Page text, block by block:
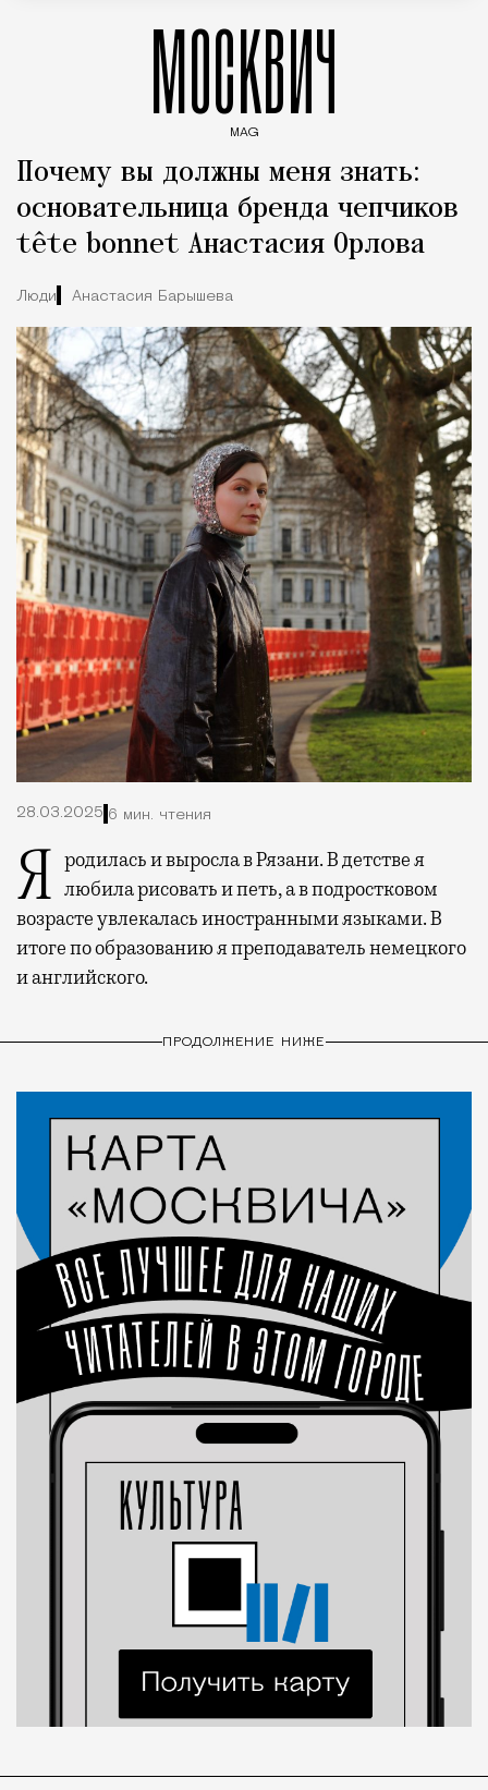
МОСКВИЧ
MAG
Почему вы должны меня знать:
основательница бренда чепчиков
tête bonnet Анастасия Орлова
Люди Анастасия Барышева
28.03.2025 6 мин. чтения
Я родилась и выросла в Рязани. В детстве я любила рисовать и петь, а в подростковом
возрасте увлекалась иностранными языками. В
итоге по образованию я преподаватель немецкого
и английского.
ПРОДОЛЖЕНИЕ НИЖЕ